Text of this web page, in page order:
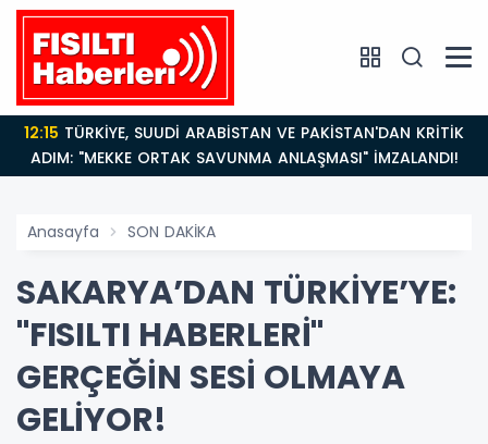
12:15
ADIM: "MEKKE ORTAK SAVUNMA ANLAŞMASI" İMZALANDI!
Anasayfa SON DAKİKA
SAKARYA’DAN TÜRKİYE’YE:
"FISILTI HABERLERİ"
GERÇEĞİN SESİ OLMAYA
GELİYOR!